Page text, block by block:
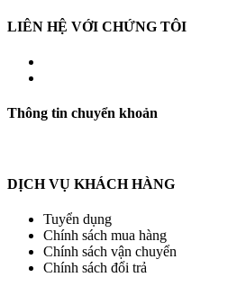
LIÊN HỆ VỚI CHỨNG TÔI
Thông tin chuyển khoản
DỊCH VỤ KHÁCH HÀNG
Tuyển dụng
Chính sách mua hàng
Chính sách vận chuyển
Chính sách đổi trả